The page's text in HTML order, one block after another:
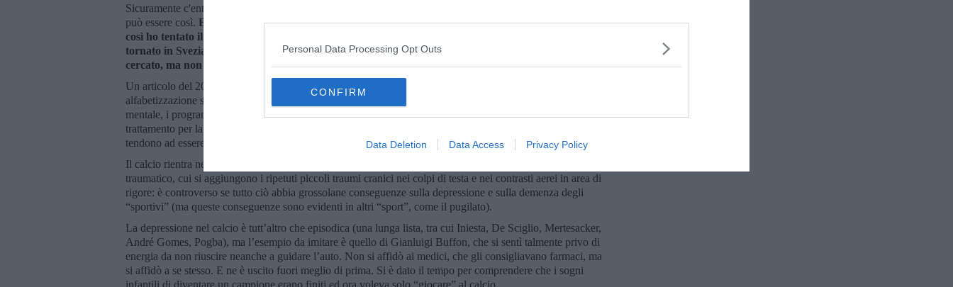
Personal Data Processing Opt Outs
CONFIRM
Data Deletion Data Access Privacy Policy
Sicuramente c'entrava anche la mia personalità: in quegli ambienti si aspettano ragazzi tutti uguali, ma non
può essere così. Ero sempre più depresso… nel calcio ci sono dottori per tutto tranne che per la testa…e
così ho tentato il suicidio. Quando mi sono svegliato in ospedale a Milano è stato bruttissimo. Sono
tornato in Svezia e mi sono ripreso con l'aiuto di una psicologa e di altre persone. L'Inter mi ha
cercato, ma non ho più voluto tornare… E così ho deciso di smettere con il calcio.”.
Un articolo del 2017, a firma, tra gli altri, di Vincent Gouttebarge, scrive “Lo stigma, la scarsa
alfabetizzazione sulla salute mentale, le esperienze passate negative con la ricerca di cure per la salute
mentale, i programmi impegnativi e l'ipermascolinità sono barriere per gli atleti d'élite che cercano un
trattamento per la salute mentale.”. Ne consegue che i sintomi di depressione e le vie naturali per risolverli
tendono ad essere sottovalutati per la predominanza dei benefici economici.
Il calcio rientra negli “sport di collisione”, cioè negli sport in cui il contatto atletico è potenzialmente
traumatico, cui si aggiungono i ripetuti piccoli traumi cranici nei colpi di testa e nei contrasti aerei in area di
rigore: è controverso se tutto ciò abbia grossolane conseguenze sulla depressione e sulla demenza degli
“sportivi” (ma queste conseguenze sono evidenti in altri “sport”, come il pugilato).
La depressione nel calcio è tutt’altro che episodica (una lunga lista, tra cui Iniesta, De Sciglio, Mertesacker,
André Gomes, Pogba), ma l’esempio da imitare è quello di Gianluigi Buffon, che si sentì talmente privo di
energia da non riuscire neanche a guidare l’auto. Non si affidò ai medici, che gli consigliavano farmaci, ma
si affidò a se stesso. E ne è uscito fuori meglio di prima. Si è dato il tempo per comprendere che i sogni
infantili di diventare un campione erano finiti ed ora voleva solo “giocare” al calcio.